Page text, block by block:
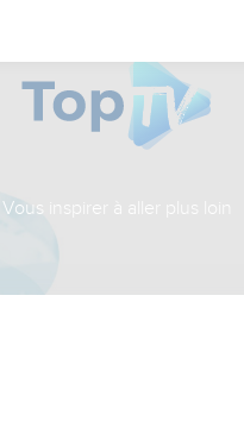
Vous inspirer à aller plus loin